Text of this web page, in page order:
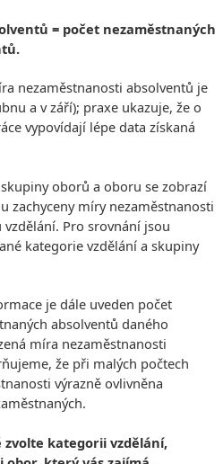
= počet nezaměstnaných
nezaměstnanosti absolventů je
a v září); praxe ukazuje, že o
vypovídají lépe data získaná
oborů a oboru se zobrazí
zachyceny míry nezaměstnanosti
Pro srovnání jsou
kategorie vzdělání a skupiny
je dále uveden počet
absolventů daného
míra nezaměstnanosti
že při malých počtech
výrazně ovlivněna
kategorii vzdělání,